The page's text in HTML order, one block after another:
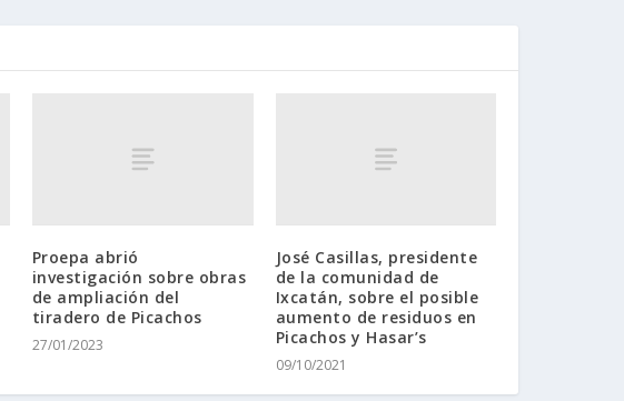
Proepa abrió
investigación sobre obras
de ampliación del
tiradero de Picachos
27/01/2023
José Casillas, presidente
de la comunidad de
Ixcatán, sobre el posible
aumento de residuos en
Picachos y Hasar’s
09/10/2021